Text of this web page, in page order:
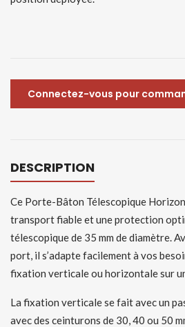
Connectez-vous pour
DESCRIPTION
Ce Porte-Bâton Télescopique
transport fiable et une protection
télescopique de 35 mm de diamètre.
port, il s’adapte facilement à vos
fixation verticale ou horizontale sur
La fixation verticale se fait avec un
avec des ceinturons de 30, 40 ou 50